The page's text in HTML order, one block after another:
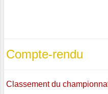
Compte-rendu
Classement du